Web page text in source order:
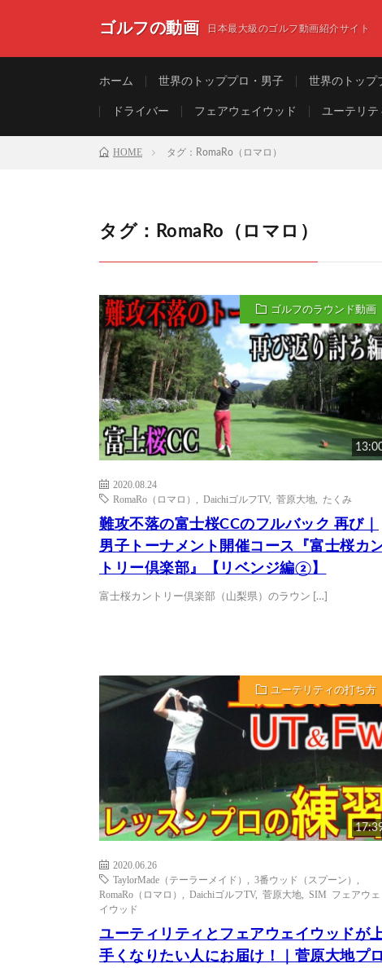
ゴルフの動画 日本最大級のゴルフ動画紹介サイト
ホーム 世界のトッププロ・男子 世界のトップ
ドライバー フェアウェイウッド ユーテリテ
HOME タグ：RomaRo（ロマロ）
タグ：RomaRo（ロマロ）
ゴルフのラウンド動画
2020.08.24
RomaRo（ロマロ）
DaichiゴルフTV, 菅原大地 たくみ
難攻不落の富士桜CCのフルバック 再び｜
男子トーナメント開催コース『富士桜カ
トリー倶楽部』【リベンジ編②】
富士桜カントリー倶楽部（山梨県）のラウン […]
ユーテリティの打ち方
2020.06.26
TaylorMade（テーラーメイド）
3番ウッド（スプーン）
RomaRo（ロマロ）
DaichiゴルフTV, 菅原大地
SIM フェアウェ
イウッド
ユーティリティとフェアウェイウッドが
手くなりたい人にお届け！｜菅原大地プロ